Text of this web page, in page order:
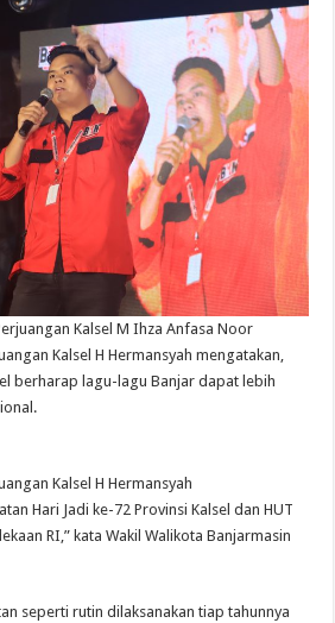
Kalsel M Ihza Anfasa Noor
Kalsel H Hermansyah mengatakan,
berharap lagu-lagu Banjar dapat lebih
Kalsel H Hermansyah
Hari Jadi ke-72 Provinsi Kalsel dan HUT
RI,” kata Wakil Walikota Banjarmasin
seperti rutin dilaksanakan tiap tahunnya